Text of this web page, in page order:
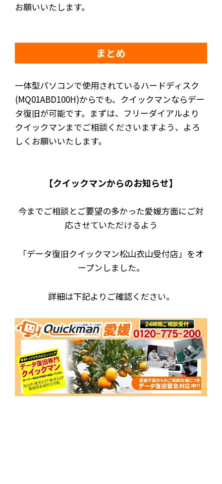
お願いいたします。
まとめ
一体型パソコンで使用されているハードディスク
(MQ01ABD100H)からでも、クイックマンならデー
タ復旧が可能です。まずは、フリーダイアルより
クイックマンまでご相談くださいますよう、よろ
しくお願いいたします。
【クイックマンからのお知らせ】
今までご相談とご要望の多かった愛媛方面にご対
応させていただけるよう
「データ復旧クイックマン松山衣山受付店」をオ
ープンしました。
詳細は下記よりご確認ください。